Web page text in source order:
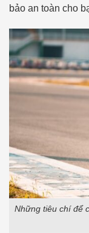
bảo an toàn cho
Những tiêu chí để